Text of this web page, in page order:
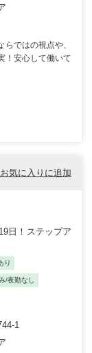
ではの視点や、
！安心して働いて
お気に入りに追加
日！ステップア
り
/夜勤なし
1